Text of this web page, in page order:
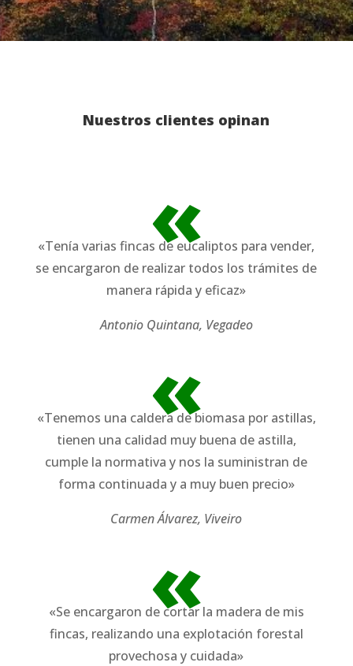
Nuestros clientes opinan
«
«Tenía varias fincas de eucaliptos para vender,
se encargaron de realizar todos los trámites de
manera rápida y eficaz»
Antonio Quintana, Vegadeo
«
«Tenemos una caldera de biomasa por astillas,
tienen una calidad muy buena de astilla,
cumple la normativa y nos la suministran de
forma continuada y a muy buen precio»
Carmen Álvarez, Viveiro
«
«Se encargaron de cortar la madera de mis
fincas, realizando una explotación forestal
provechosa y cuidada»